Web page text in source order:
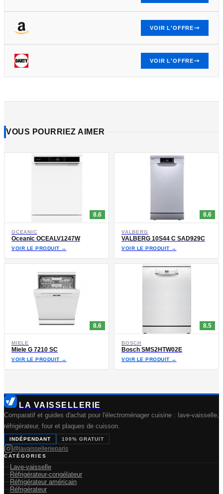
VOIR L'OFFRE
VOIR L'OFFRE
VOUS POURRIEZ AIMER
8.6
OCEANIC
Oceanic OCEALV1247W
VOIR LE PRODUIT →
8.6
VALBERG
VALBERG 10S44 C SAD929C
VOIR LE PRODUIT →
8.6
MIELE
Miele G 7210 SC
VOIR LE PRODUIT →
8.5
BOSCH
Bosch SMS2HTW02E
VOIR LE PRODUIT →
LA VAISSELLERIE
Comparatif et guides d'achat pour l'électroménager cuisine : lave-vaisselle,
réfrigérateur, four et plaques de cuisson.
INDÉPENDANT 100% GRATUIT
@lavaissellerieparis
CATÉGORIES
Lave-vaisselle
Réfrigérateur-congélateur
Réfrigérateur américain
Réfrigérateur